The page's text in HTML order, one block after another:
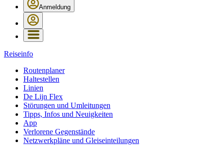
Anmeldung
Reiseinfo
Routenplaner
Haltestellen
Linien
De Lijn Flex
Störungen und Umleitungen
Tipps, Infos und Neuigkeiten
App
Verlorene Gegenstände
Netzwerkpläne und Gleiseinteilungen